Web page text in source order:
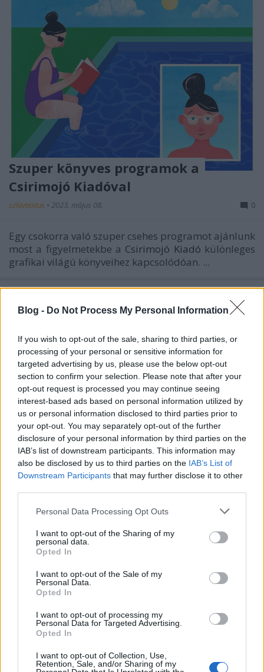
Blog - Do Not Process My Personal Information
If you wish to opt-out of the sale, sharing to third parties, or
processing of your personal or sensitive information for
targeted advertising by us, please use the below opt-out
section to confirm your selection. Please note that after your
opt-out request is processed you may continue seeing
interest-based ads based on personal information utilized by
us or personal information disclosed to third parties prior to
your opt-out. You may separately opt-out of the further
disclosure of your personal information by third parties on the
IAB’s list of downstream participants. This information may
also be disclosed by us to third parties on the IAB’s List of
Downstream Participants that may further disclose it to other
Please note that this website/app uses one or more Google
not limited to your visit or usage behaviour. You may click to
grant or deny consent to Google and its third-party tags to
use your data for below specified purposes in below Google
consent section.
Personal Data Processing Opt Outs
I want to opt-out of the Sharing of my
personal data.
Opted In
I want to opt-out of the Sale of my
Personal Data.
Opted In
I want to opt-out of processing my
Personal Data for Targeted Advertising.
Opted In
I want to opt-out of Collection, Use,
Retention, Sale, and/or Sharing of my
Szuper könyves programok a
Csirimojó Kiadóval
szlavtextus • 2023. május 08. 0
Egy csokorra való szuper csehes programot ajánlunk
most a figyelmetekbe a Csirimojó Kiadó különleges
grafikai világú könyveihez kapcsolódóan. ...
Szex, drogok és egy kis (nagy)
Európa: a közép-európai kortárs film
keresztmetszetben
Április 25-27. között indul világhódító útjára a Az
Osztrák Kulturális Fórum, a Cseh Centrum, a Lengyel
Intézet, a Román Kulturális Intézet, ...